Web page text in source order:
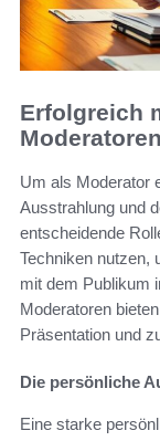
Erfolgreich
Moderatoren
Um als Moderator
Ausstrahlung und
entscheidende
Techniken nutzen,
mit dem Publikum
Moderatoren
Präsentation und
Die persönliche
Eine starke